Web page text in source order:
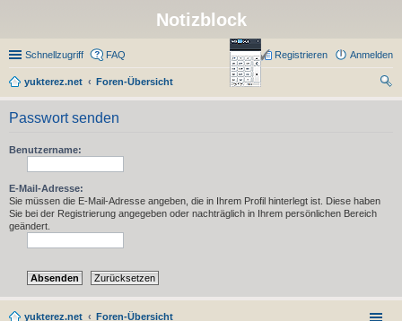
Notizblock
Schnellzugriff FAQ Anmelden
Registrieren
yukterez.net
Foren-Übersicht
uc
Passwort senden
Benutzername:
E-Mail-Adresse:
Sie müssen die E-Mail-Adresse angeben, die in Ihrem Profil hinterlegt ist. Diese haben
Sie bei der Registrierung angegeben oder nachträglich in Ihrem persönlichen Bereich
geändert.
yukterez.net Foren-Übersicht